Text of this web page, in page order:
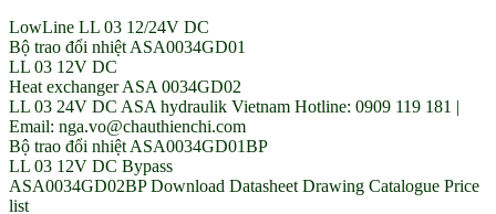
LowLine LL 03 12/24V DC
Bộ trao đổi nhiệt ASA0034GD01
LL 03 12V DC
Heat exchanger ASA 0034GD02
LL 03 24V DC ASA hydraulik Vietnam Hotline: 0909 119 181 |
Email: nga.vo@chauthienchi.com
Bộ trao đổi nhiệt ASA0034GD01BP
LL 03 12V DC Bypass
ASA0034GD02BP Download Datasheet Drawing Catalogue Price
list